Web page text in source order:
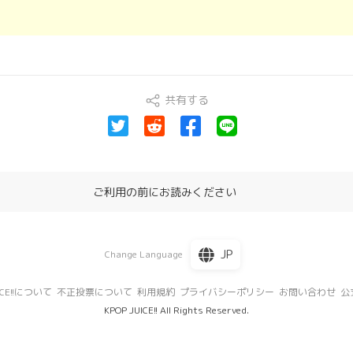
共有する
ご利用の前にお読みください
Change Language JP
について 不正投票について 利用規約 プライバシーポリシー お問い合わせ
KPOP JUICE!! All Rights Reserved.